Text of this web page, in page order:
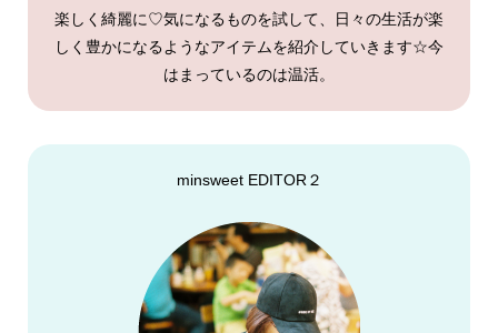
楽しく綺麗に♡気になるものを試して、日々の生活が楽
しく豊かになるようなアイテムを紹介していきます☆今
はまっているのは温活。
minsweet EDITOR２